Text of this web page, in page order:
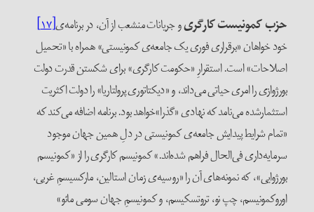
حزب کمونیست کارگریو جریانات منشعب از آن، در برنامه‌ی[۱۷]
خود خواهان «برقراری فوری یک جامعه‌ی کمونیستی» همراه با «تحمیل
اصلاحات» است. استقرارِ «حکومت کارگری» برای شکستن قدرت دولت
بورژوازی را امری حیاتی می‌داند، و «دیکتاتوری پرولتاریا» را دولت اکثریت
استثمارشده می‌نامد که نهادی «گذرا»خواهد بود. برنامه اضافه می‌کند که
«تمام شرایط پیدایش جامعه‌ی کمونیستی در دلِ همین جهان موجود
سرمایه‌داری فی‌الحال فراهم شده‌اند.» کمونیسم کارگری را از «کمونیسم
بورژوایی»، که نمونه‌های آن را «روسیه‌ی زمان استالین، مارکسیسمِ غربی،
اوروکمونیسم، چپ نو، تروتسکیسم، و کمونیسمِ جهان سومی مائو»